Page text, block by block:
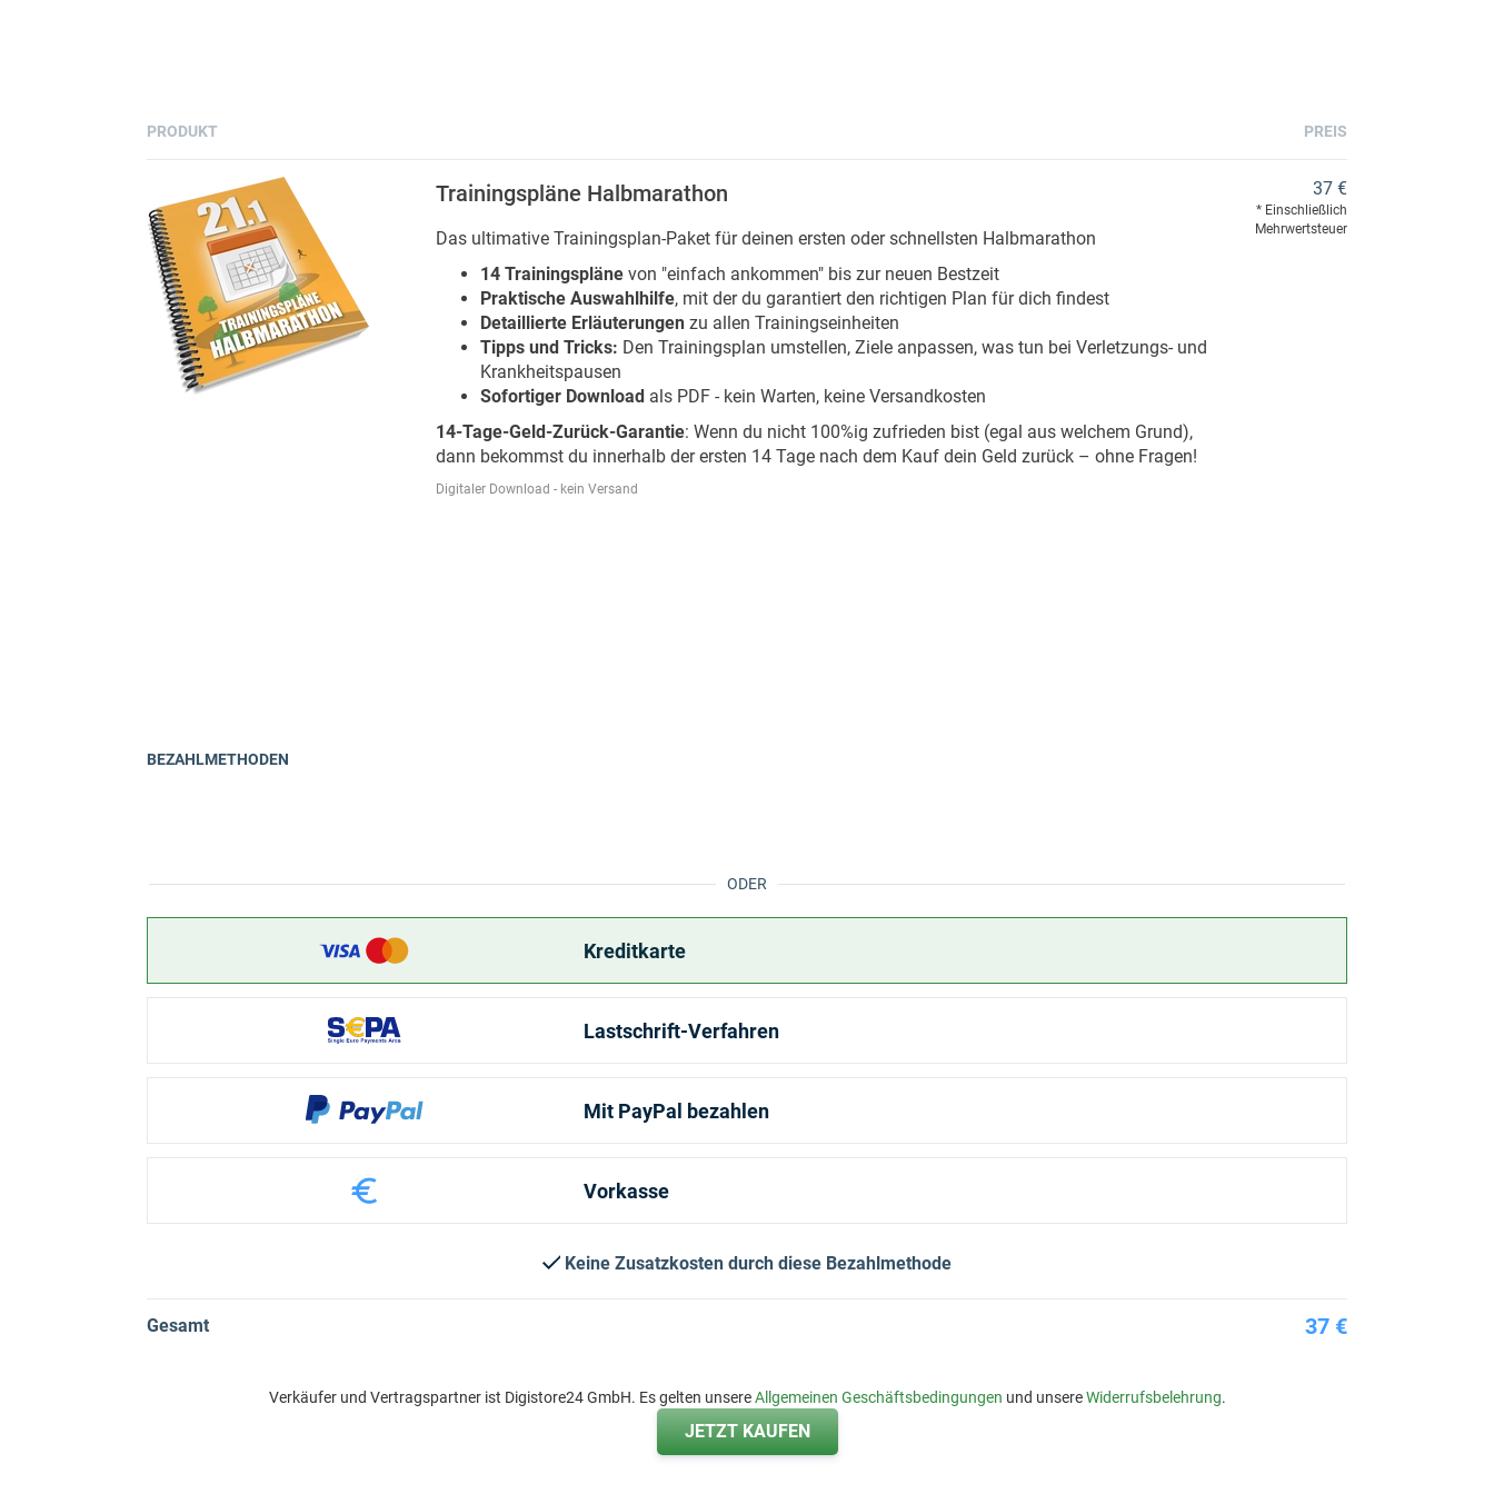
PRODUKT PREIS
Trainingspläne Halbmarathon
Das ultimative Trainingsplan-Paket für deinen ersten oder schnellsten Halbmarathon
14 Trainingspläne von "einfach ankommen" bis zur neuen Bestzeit
Praktische Auswahlhilfe, mit der du garantiert den richtigen Plan für dich findest
Detaillierte Erläuterungen zu allen Trainingseinheiten
Tipps und Tricks: Den Trainingsplan umstellen, Ziele anpassen, was tun bei Verletzungs- und
Krankheitspausen
Sofortiger Download als PDF - kein Warten, keine Versandkosten
14-Tage-Geld-Zurück-Garantie: Wenn du nicht 100%ig zufrieden bist (egal aus welchem Grund),
dann bekommst du innerhalb der ersten 14 Tage nach dem Kauf dein Geld zurück – ohne Fragen!
Digitaler Download - kein Versand
37 €
Einschließlich
Mehrwertsteuer
ODER
BEZAHLMETHODEN
Kreditkarte
Lastschrift-Verfahren
Mit PayPal bezahlen
Vorkasse
Keine Zusatzkosten durch diese Bezahlmethode
Gesamt 37 €
Verkäufer und Vertragspartner ist Digistore24 GmbH. Es gelten unsereAllgemeinen Geschäftsbedingungen und unsereWiderrufsbelehrung.
JETZT KAUFEN